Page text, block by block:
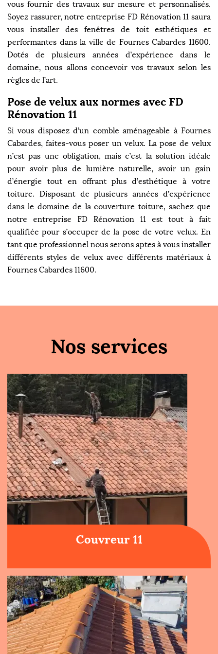
vous fournir des travaux sur mesure et personnalisés.
Soyez rassurer, notre entreprise FD Rénovation 11 saura
vous installer des fenêtres de toit esthétiques et
performantes dans la ville de Fournes Cabardes 11600.
Dotés de plusieurs années d’expérience dans le
domaine, nous allons concevoir vos travaux selon les
règles de l’art.
Pose de velux aux normes avec FD
Rénovation 11
Si vous disposez d’un comble aménageable à Fournes
Cabardes, faites-vous poser un velux. La pose de velux
n’est pas une obligation, mais c’est la solution idéale
pour avoir plus de lumière naturelle, avoir un gain
d’énergie tout en offrant plus d’esthétique à votre
toiture. Disposant de plusieurs années d’expérience
dans le domaine de la couverture toiture, sachez que
notre entreprise FD Rénovation 11 est tout à fait
qualifiée pour s’occuper de la pose de votre velux. En
tant que professionnel nous serons aptes à vous installer
différents styles de velux avec différents matériaux à
Fournes Cabardes 11600.
Nos services
Couvreur 11